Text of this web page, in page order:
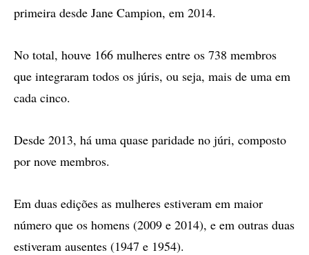
primeira desde Jane Campion, em 2014.
No total, houve 166 mulheres entre os 738 membros
que integraram todos os júris, ou seja, mais de uma em
cada cinco.
Desde 2013, há uma quase paridade no júri, composto
por nove membros.
Em duas edições as mulheres estiveram em maior
número que os homens (2009 e 2014), e em outras duas
estiveram ausentes (1947 e 1954).